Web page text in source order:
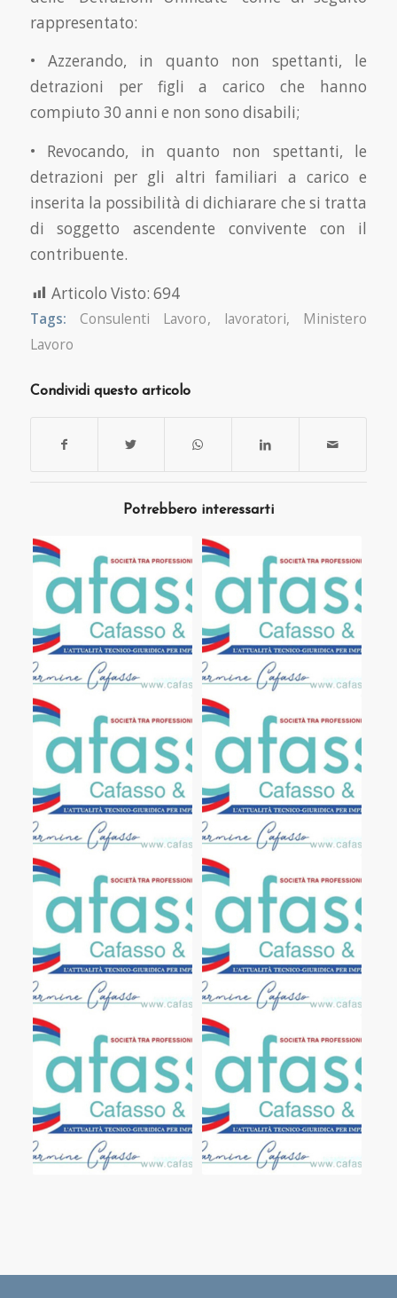
rappresentato:
• Azzerando, in quanto non spettanti, le
detrazioni per figli a carico che hanno
compiuto 30 anni e non sono disabili;
• Revocando, in quanto non spettanti, le
detrazioni per gli altri familiari a carico e
inserita la possibilità di dichiarare che si tratta
di soggetto ascendente convivente con il
contribuente.
Articolo Visto: 694
Tags: Consulenti Lavoro, lavoratori, Ministero
Lavoro
Condividi questo articolo
Potrebbero interessarti